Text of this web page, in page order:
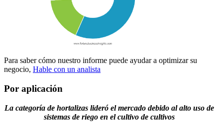
Para saber cómo nuestro informe puede ayudar a optimizar su
negocio, Hable con un analista
Por aplicación
La categoría de hortalizas lideró el mercado debido al alto uso de
sistemas de riego en el cultivo de cultivos